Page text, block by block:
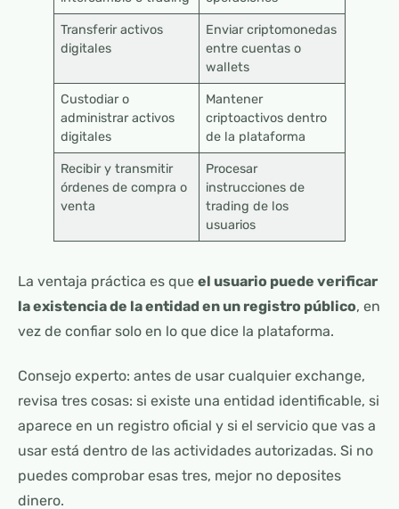
Transferir activos
digitales
Enviar criptomonedas
entre cuentas o
wallets
Custodiar o
administrar activos
digitales
Mantener
criptoactivos dentro
de la plataforma
Recibir y transmitir
órdenes de compra o
venta
Procesar
instrucciones de
trading de los
usuarios
La ventaja práctica es que el usuario puede verificar
la existencia de la entidad en un registro público, en
vez de confiar solo en lo que dice la plataforma.
Consejo experto: antes de usar cualquier exchange,
revisa tres cosas: si existe una entidad identificable, si
aparece en un registro oficial y si el servicio que vas a
usar está dentro de las actividades autorizadas. Si no
puedes comprobar esas tres, mejor no deposites
dinero.